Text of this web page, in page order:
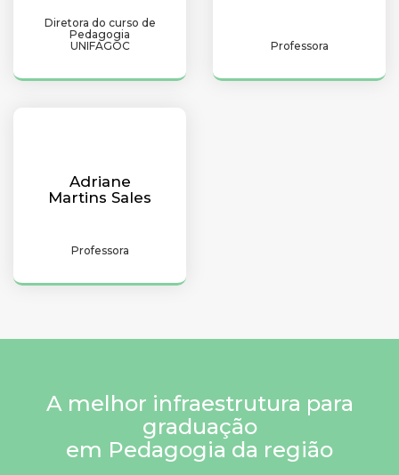
Diretora do curso de
Pedagogia
UNIFAGOC
Professora
Adriane
Martins Sales
Professora
A melhor infraestrutura para
graduação
em Pedagogia da região